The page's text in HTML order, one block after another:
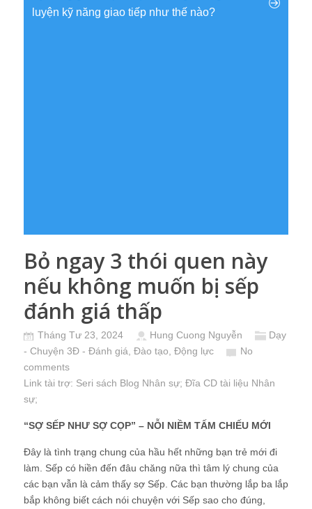
luyện kỹ năng giao tiếp như thế nào?
Bỏ ngay 3 thói quen này
nếu không muốn bị sếp
đánh giá thấp
Tháng Tư 23, 2024 Hung Cuong Nguyễn
Dạy
- Chuyện 3Đ - Đánh giá, Đào tạo, Động lực
No
comments
Link tài trợ: Seri sách Blog Nhân sự; Đĩa CD tài liệu Nhân
sự;
“SỢ SẾP NHƯ SỢ CỌP” – NỖI NIỀM TẤM CHIẾU MỚI
Đây là tình trạng chung của hầu hết những bạn trẻ mới đi
làm. Sếp có hiền đến đâu chăng nữa thì tâm lý chung của
các bạn vẫn là cảm thấy sợ Sếp. Các bạn thường lắp ba lắp
bắp không biết cách nói chuyện với Sếp sao cho đúng,